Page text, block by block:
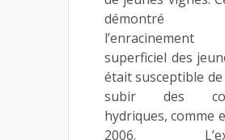
superficiel des
était susceptible
subir des
hydriques, comme
2006.